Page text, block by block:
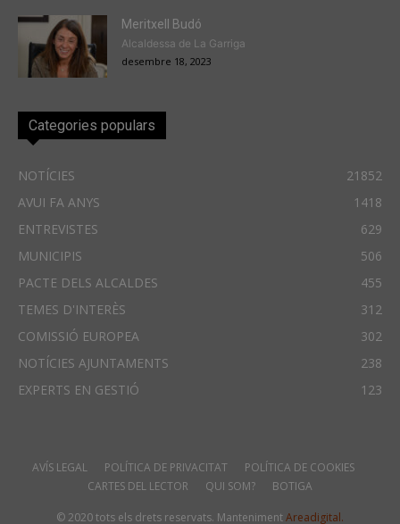
Meritxell Budó
Alcaldessa de La Garriga
desembre 18, 2023
Categories populars
NOTÍCIES
21852
AVUI FA ANYS
1418
ENTREVISTES
629
MUNICIPIS
506
PACTE DELS ALCALDES
455
TEMES D'INTERÈS
312
COMISSIÓ EUROPEA
302
NOTÍCIES AJUNTAMENTS
238
EXPERTS EN GESTIÓ
123
AVÍS LEGAL POLÍTICA DE PRIVACITAT
POLÍTICA DE COOKIES
CARTES DEL LECTOR
QUI SOM? BOTIGA
© 2020 tots els drets reservats. MantenimentAreadigital.